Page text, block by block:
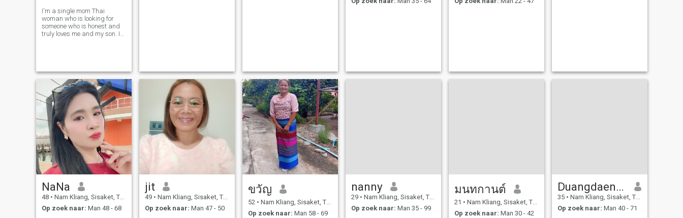
I'm a single mom Thai
woman who is looking for
someone who is honest and
truly loves me and my son. I
laugh, I like to cook Thai food.
NaNa
48 • Nam Kliang, Sisaket, Thailand
Op zoek naar: Man 48 - 68
jit
49 • Nam Kliang, Sisaket, Thailand
Op zoek naar: Man 47 - 50
ขวัญ
52 • Nam Kliang, Sisaket, Thailand
Op zoek naar: Man 58 - 69
nanny
29 • Nam Kliang, Sisaket, Thailand
Op zoek naar: Man 35 - 99
มนทกานต์
21 • Nam Kliang, Sisaket, Thailand
Op zoek naar: Man 30 - 42
Duangdaen Srikacha
35 • Nam Kliang, Sisaket, Thailand
Op zoek naar: Man 40 - 71